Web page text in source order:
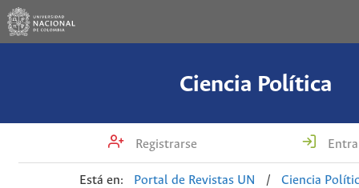
Ciencia Política
Registrarse
Está en: Portal de Revistas UN /
Ciencia